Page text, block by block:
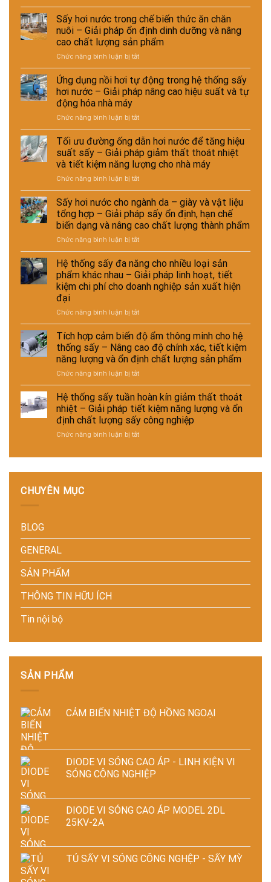
xử
lý
nguyên
liệu
tái
chế
phục
vụ
sản
xuất
nghiệp
–
Giải
pháp
nâng
cao
chất
lượng
và
hiệu
suất
chế
So
sánh
chi
phí
đầu
tư
giữa
hệ
thống
sấy
nước
và
sấy
điện
–
Lựa
chọn
giải
pháp
kinh
tế
cho
nhà
máy
Sấy hơi nước trong chế biến thức ăn chăn
nuôi – Giải pháp ổn định dinh dưỡng và nâng
cao chất lượng sản phẩm
Chức năng bình luận bị tắtở
Sấy
hơi
nước
trong
biến
thức
ăn
chăn
nuôi
–
Giải
pháp
ổn
định
dinh
dưỡng
và
nâng
cao
chất
lượng
sản
Ứng dụng nồi hơi tự động trong hệ thống sấy
hơi nước – Giải pháp nâng cao hiệu suất và tự
động hóa nhà máy
Chức năng bình luận bị tắtở
Ứng
dụng
nồi
hơi
tự
động
trong
hệ
thống
sấy
hơi
nước
–
Giải
pháp
nâng
cao
suất
và
tự
động
hóa
nhà
máy
Tối ưu đường ống dẫn hơi nước để tăng hiệu
suất sấy – Giải pháp giảm thất thoát nhiệt
và tiết kiệm năng lượng cho nhà máy
Chức năng bình luận bị tắtở
Tối
ưu
đường
ống
dẫn
hơi
nước
để
tăng
hiệu
suất
–
Giải
pháp
giảm
thất
thoát
nhiệt
và
tiết
kiệm
năng
lượng
cho
máy
Sấy hơi nước cho ngành da – giày và vật liệu
tổng hợp – Giải pháp sấy ổn định, hạn chế
biến dạng và nâng cao chất lượng thành phẩm
Chức năng bình luận bị tắtở
Sấy
hơi
nước
cho
ngành
–
và
vật
liệu
tổng
hợp
–
Giải
pháp
sấy
ổn
định,
thành
Hệ thống sấy đa năng cho nhiều loại sản
phẩm khác nhau – Giải pháp linh hoạt, tiết
kiệm chi phí cho doanh nghiệp sản xuất hiện
đại
Chức năng bình luận bị tắtở
Hệ
thống
sấy
đa
năng
cho
nhiều
loại
sản
phẩm
khác
nhau
Giải
cho
Tích hợp cảm biến độ ẩm thông minh cho hệ
thống sấy – Nâng cao độ chính xác, tiết kiệm
năng lượng và ổn định chất lượng sản phẩm
Chức năng bình luận bị tắtở
Tích
hợp
cảm
biến
độ
ẩm
độ
và
chất
Hệ thống sấy tuần hoàn kín giảm thất thoát
nhiệt – Giải pháp tiết kiệm năng lượng và ổn
định chất lượng sấy công nghiệp
Chức năng bình luận bị tắtở
nhiệt
lượng
CHUYÊN MỤC
BLOG
GENERAL
SẢN PHẨM
THÔNG TIN HỮU ÍCH
Tin nội bộ
SẢN PHẨM
CẢM BIẾN NHIỆT ĐỘ HỒNG NGOẠI
DIODE VI SÓNG CAO ÁP - LINH KIỆN VI
SÓNG CÔNG NGHIỆP
DIODE VI SÓNG CAO ÁP MODEL 2DL
25KV-2A
TỦ SẤY VI SÓNG CÔNG NGHỆP - SẤY MỲ